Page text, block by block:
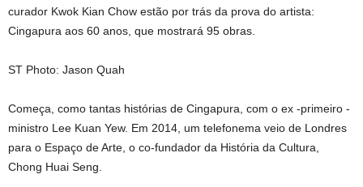
curador Kwok Kian Chow estão por trás da prova do artista:
Cingapura aos 60 anos, que mostrará 95 obras.
ST Photo: Jason Quah
Começa, como tantas histórias de Cingapura, com o ex -primeiro -
ministro Lee Kuan Yew. Em 2014, um telefonema veio de Londres
para o Espaço de Arte, o co-fundador da História da Cultura,
Chong Huai Seng.